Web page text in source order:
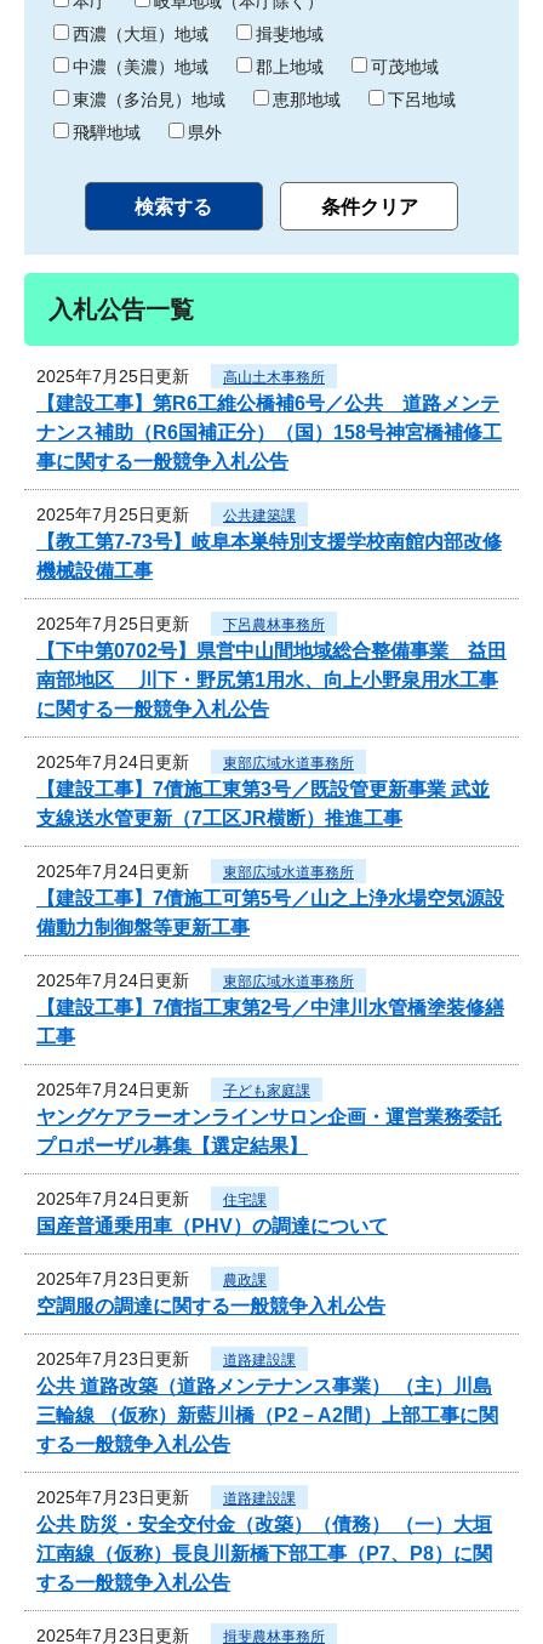
り 西濃（大垣）地域
揖斐地域
中濃（美濃）地域
郡上地域
可茂地域
東濃（多治見）地域
恵那地域
下呂地域
飛騨地域
県外
入札公告一覧
2025年7月25日更新 高山土木事務所
【建設工事】第R6工維公橋補6号／公共 道路メンテ
ナンス補助（R6国補正分）（国）158号神宮橋補修工
事に関する一般競争入札公告
2025年7月25日更新 公共建築課
【教工第7-73号】岐阜本巣特別支援学校南館内部改修
機械設備工事
2025年7月25日更新 下呂農林事務所
【下中第0702号】県営中山間地域総合整備事業 益田
南部地区 川下・野尻第1用水、向上小野泉用水工事
に関する一般競争入札公告
2025年7月24日更新 東部広域水道事務所
【建設工事】7債施工東第3号／既設管更新事業 武並
支線送水管更新（7工区JR横断）推進工事
2025年7月24日更新 東部広域水道事務所
【建設工事】7債施工可第5号／山之上浄水場空気源設
備動力制御盤等更新工事
2025年7月24日更新 東部広域水道事務所
【建設工事】7債指工東第2号／中津川水管橋塗装修繕
工事
2025年7月24日更新 子ども家庭課
ヤングケアラーオンラインサロン企画・運営業務委託
プロポーザル募集【選定結果】
2025年7月24日更新 住宅課
国産普通乗用車（PHV）の調達について
2025年7月23日更新 農政課
空調服の調達に関する一般競争入札公告
2025年7月23日更新 道路建設課
公共 道路改築（道路メンテナンス事業） （主）川島
三輪線 （仮称）新藍川橋（P2－A2間）上部工事に関
する一般競争入札公告
2025年7月23日更新 道路建設課
公共 防災・安全交付金（改築）（債務） （一）大垣
江南線（仮称）長良川新橋下部工事（P7、P8）に関
する一般競争入札公告
2025年7月23日更新 揖斐農林事務所